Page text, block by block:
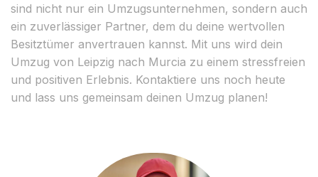
sind nicht nur ein Umzugsunternehmen, sondern auch
ein zuverlässiger Partner, dem du deine wertvollen
Besitztümer anvertrauen kannst. Mit uns wird dein
Umzug von Leipzig nach Murcia zu einem stressfreien
und positiven Erlebnis. Kontaktiere uns noch heute
und lass uns gemeinsam deinen Umzug planen!